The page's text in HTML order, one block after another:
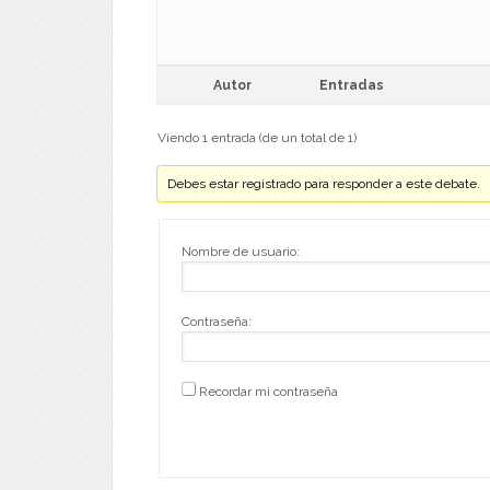
Autor Entradas
Viendo 1 entrada (de un total de 1)
Debes estar registrado para responder a este debate.
Nombre de usuario:
Contraseña:
Recordar mi contraseña